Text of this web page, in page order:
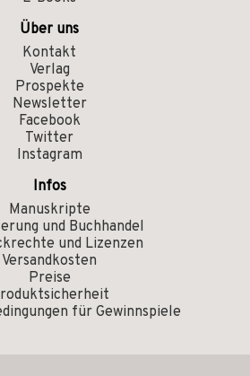
Über uns
Kontakt
Verlag
Prospekte
Newsletter
Facebook
Twitter
Instagram
Infos
Manuskripte
und Buchhandel
und Lizenzen
Versandkosten
Preise
für Gewinnspiele